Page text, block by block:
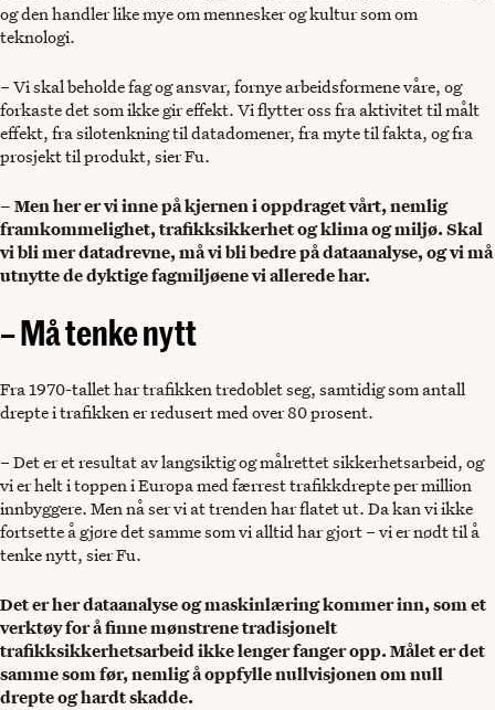
og den handler like mye om mennesker og kultur som om
teknologi.
– Vi skal beholde fag og ansvar, fornye arbeidsformene våre, og
forkaste det som ikke gir effekt. Vi flytter oss fra aktivitet til målt
effekt, fra silotenkning til datadomener, fra myte til fakta, og fra
prosjekt til produkt, sier Fu.
– Men her er vi inne på kjernen i oppdraget vårt, nemlig
framkommelighet, trafikksikkerhet og klima og miljø. Skal
vi bli mer datadrevne, må vi bli bedre på dataanalyse, og vi må
utnytte de dyktige fagmiljøene vi allerede har.
– Må tenke nytt
Fra 1970-tallet har trafikken tredoblet seg, samtidig som antall
drepte i trafikken er redusert med over 80 prosent.
– Det er et resultat av langsiktig og målrettet sikkerhetsarbeid, og
vi er helt i toppen i Europa med færrest trafikkdrepte per million
innbyggere. Men nå ser vi at trenden har flatet ut. Da kan vi ikke
fortsette å gjøre det samme som vi alltid har gjort – vi er nødt til å
tenke nytt, sier Fu.
Det er her dataanalyse og maskinlæring kommer inn, som et
verktøy for å finne mønstrene tradisjonelt
trafikksikkerhetsarbeid ikke lenger fanger opp. Målet er det
samme som før, nemlig å oppfylle nullvisjonen om null
drepte og hardt skadde.